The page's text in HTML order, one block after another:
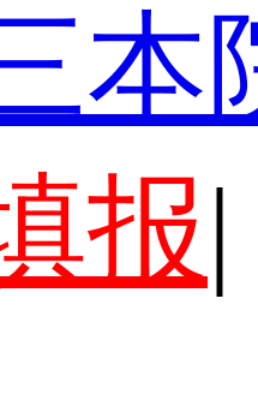
本
报|